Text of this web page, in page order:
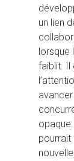
un lien
lorsque
faiblit. Il
avancer
pourrait